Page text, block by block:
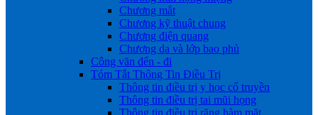
Chương mắt
Chương kỹ thuật chung
Chương điện quang
Chương da và lớp bao phủ
Công văn đến - đi
Tóm Tắt Thông Tin Điều Trị
Thông tin điều trị y học cổ truyền
Thông tin điều trị tai mũi họng
Thông tin điều trị răng hàm mặt